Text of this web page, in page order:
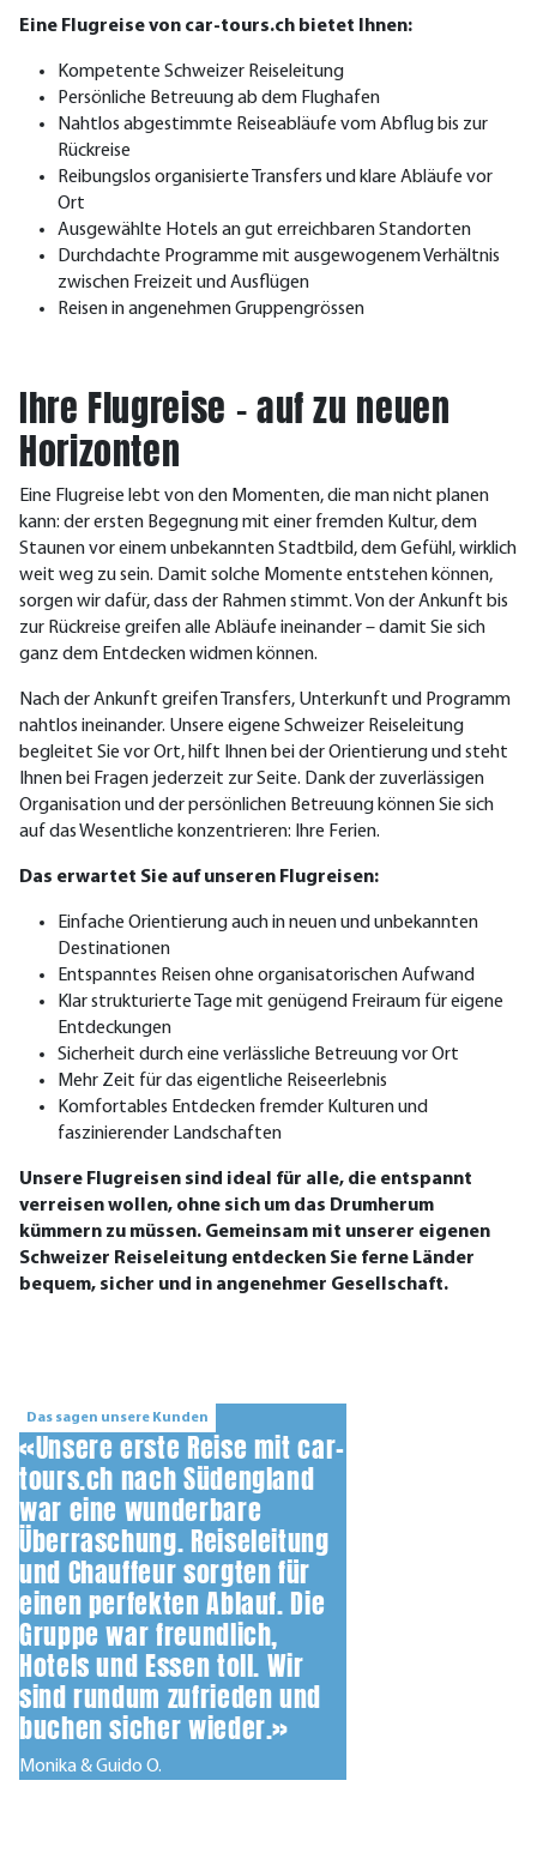
Eine Flugreise von car-tours.ch bietet Ihnen:
Kompetente Schweizer Reiseleitung
Persönliche Betreuung ab dem Flughafen
Nahtlos abgestimmte Reiseabläufe vom Abflug bis zur
Rückreise
Reibungslos organisierte Transfers und klare Abläufe vor
Ort
Ausgewählte Hotels an gut erreichbaren Standorten
Durchdachte Programme mit ausgewogenem Verhältnis
zwischen Freizeit und Ausflügen
Reisen in angenehmen Gruppengrössen
Ihre Flugreise – auf zu neuen
Horizonten
Eine Flugreise lebt von den Momenten, die man nicht planen
kann: der ersten Begegnung mit einer fremden Kultur, dem
Staunen vor einem unbekannten Stadtbild, dem Gefühl, wirklich
weit weg zu sein. Damit solche Momente entstehen können,
sorgen wir dafür, dass der Rahmen stimmt. Von der Ankunft bis
zur Rückreise greifen alle Abläufe ineinander – damit Sie sich
ganz dem Entdecken widmen können.
Nach der Ankunft greifen Transfers, Unterkunft und Programm
nahtlos ineinander. Unsere eigene Schweizer Reiseleitung
begleitet Sie vor Ort, hilft Ihnen bei der Orientierung und steht
Ihnen bei Fragen jederzeit zur Seite. Dank der zuverlässigen
Organisation und der persönlichen Betreuung können Sie sich
auf das Wesentliche konzentrieren: Ihre Ferien.
Das erwartet Sie auf unseren Flugreisen:
Einfache Orientierung auch in neuen und unbekannten
Destinationen
Entspanntes Reisen ohne organisatorischen Aufwand
Klar strukturierte Tage mit genügend Freiraum für eigene
Entdeckungen
Sicherheit durch eine verlässliche Betreuung vor Ort
Mehr Zeit für das eigentliche Reiseerlebnis
Komfortables Entdecken fremder Kulturen und
faszinierender Landschaften
Unsere Flugreisen sind ideal für alle, die entspannt
verreisen wollen, ohne sich um das Drumherum
kümmern zu müssen. Gemeinsam mit unserer eigenen
Schweizer Reiseleitung entdecken Sie ferne Länder
bequem, sicher und in angenehmer Gesellschaft.
Das sagen unsere Kunden
«Unsere erste Reise mit car-
tours.ch nach Südengland
war eine wunderbare
Überraschung. Reiseleitung
und Chauffeur sorgten für
einen perfekten Ablauf. Die
Gruppe war freundlich,
Hotels und Essen toll. Wir
sind rundum zufrieden und
buchen sicher wieder.»
Monika & Guido O.